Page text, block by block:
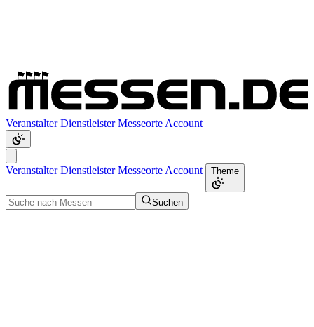
VeranstalterDienstleisterMesseorte Account
VeranstalterDienstleisterMesseorte Account Theme
Suchen